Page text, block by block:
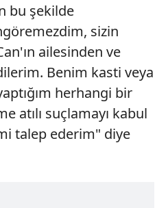
bu şekilde
sizin
ailesinden ve
Benim kasti veya
herhangi bir
atılı suçlamayı kabul
talep ederim" diye